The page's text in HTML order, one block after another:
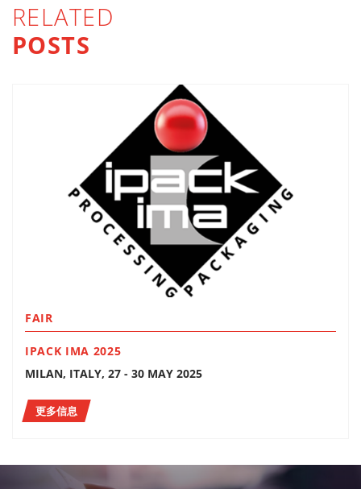
RELATED
POSTS
FAIR
IPACK IMA 2025
MILAN, ITALY, 27 - 30 MAY 2025
更多信息